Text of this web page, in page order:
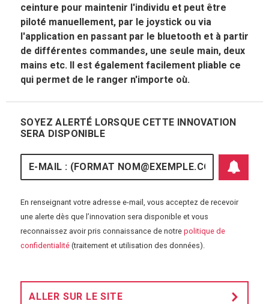
ceinture pour maintenir l'individu et peut être
piloté manuellement, par le joystick ou via
l'application en passant par le bluetooth et à partir
de différentes commandes, une seule main, deux
mains etc. Il est également facilement pliable ce
qui permet de le ranger n'importe où.
SOYEZ ALERTÉ LORSQUE CETTE INNOVATION
SERA DISPONIBLE
E-mail
En renseignant votre adresse e-mail, vous acceptez de recevoir
une alerte dès que l’innovation sera disponible et vous
reconnaissez avoir pris connaissance de notre politique de
confidentialité (traitement et utilisation des données).
ALLER SUR LE SITE